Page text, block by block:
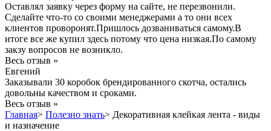
Оставлял заявку через форму на сайте, не перезвонили.
Сделайте что-то со своими менеджерами а то они всех
клиентов проворонят.Пришлось дозваниваться самому.В
итоге все же купил здесь потому что цена низкая.По самому
закзу вопросов не возникло.
Весь отзыв »
Евгений
Заказывали 30 коробок брендированного скотча, остались
довольны качеством и сроками.
Весь отзыв »
Главная> Полезно знать> Декоративная клейкая лента - виды
и назначение